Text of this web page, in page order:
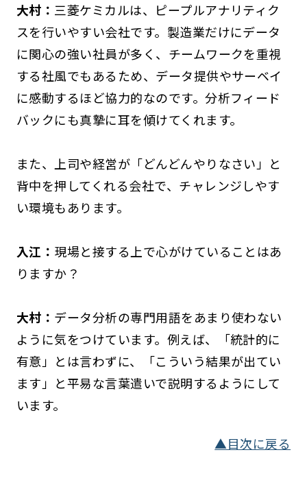
大村： 三菱ケミカルは、ピープルアナリティク
スを行いやすい会社です。製造業だけにデータ
に関心の強い社員が多く、チームワークを重視
する社風でもあるため、データ提供やサーベイ
に感動するほど協力的なのです。分析フィード
バックにも真摯に耳を傾けてくれます。
また、上司や経営が「どんどんやりなさい」と
背中を押してくれる会社で、チャレンジしやす
い環境もあります。
入江： 現場と接する上で心がけていることはあ
りますか？
大村： データ分析の専門用語をあまり使わない
ように気をつけています。例えば、「統計的に
有意」とは言わずに、「こういう結果が出てい
ます」と平易な言葉遣いで説明するようにして
います。
▲目次に戻る